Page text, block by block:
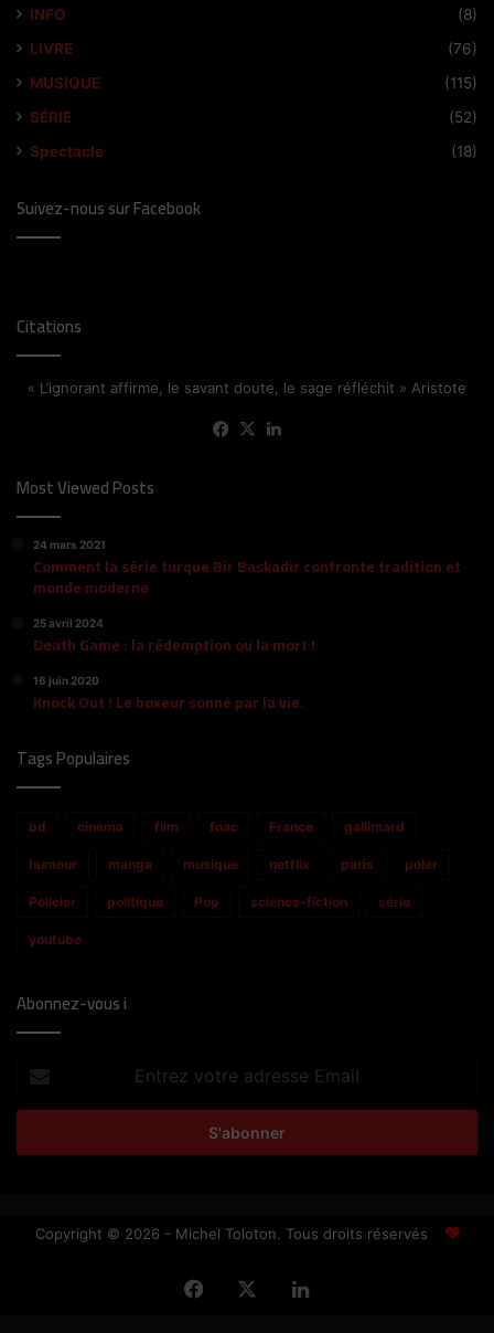
INFO
(8)
LIVRE
(76)
MUSIQUE
(115)
SÉRIE
(52)
Spectacle
(18)
Suivez-nous sur Facebook
Citations
« L’ignorant affirme, le savant doute, le sage réfléchit » Aristote
Facebook
X
Most Viewed Posts
24 mars 2021
Comment la série turque Bir Baskadir confronte tradition et
monde moderne
25 avril 2024
Death Game : la rédemption ou la mort !
16 juin 2020
Knock Out ! Le boxeur sonné par la vie.
Tags Populaires
bd cinéma film fnac France gallimard
humour manga musique netflix paris polar
Policier politique Pop science-fiction série
youtube
Abonnez-vous i
adresse
Copyright © 2026 - Michel Toloton. Tous droits réservés
Facebook Linkedin